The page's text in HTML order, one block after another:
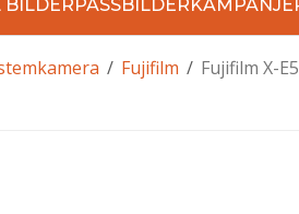
BILDERPASSBILDER
/ /
Fujifilm Fujifilm X-